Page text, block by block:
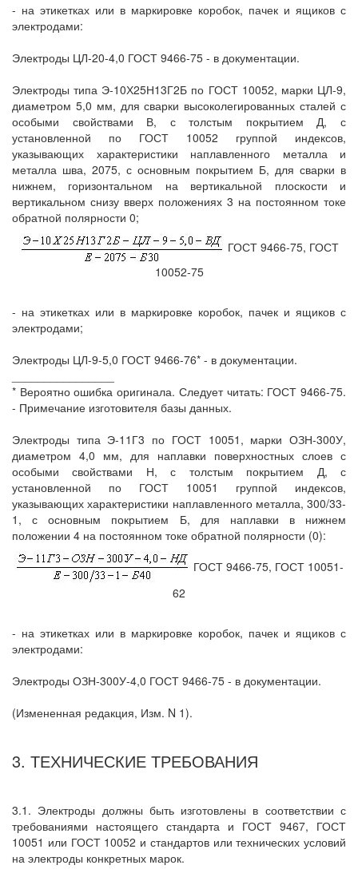
- на этикетках или в маркировке коробок, пачек и ящиков с
электродами:
Электроды ЦЛ-20-4,0 ГОСТ 9466-75 - в документации.
Электроды типа Э-10Х25Н13Г2Б по ГОСТ 10052, марки ЦЛ-9,
диаметром 5,0 мм, для сварки высоколегированных сталей с
особыми свойствами В, с толстым покрытием Д, с
установленной по ГОСТ 10052 группой индексов,
указывающих характеристики наплавленного металла и
металла шва, 2075, с основным покрытием Б, для сварки в
нижнем, горизонтальном на вертикальной плоскости и
вертикальном снизу вверх положениях 3 на постоянном токе
обратной полярности 0;
ГОСТ 9466-75, ГОСТ
10052-75
- на этикетках или в маркировке коробок, пачек и ящиков с
электродами;
Электроды ЦЛ-9-5,0 ГОСТ 9466-76* - в документации.
* Вероятно ошибка оригинала. Следует читать: ГОСТ 9466-75.
- Примечание изготовителя базы данных.
Электроды типа Э-11Г3 по ГОСТ 10051, марки ОЗН-300У,
диаметром 4,0 мм, для наплавки поверхностных слоев с
особыми свойствами Н, с толстым покрытием Д, с
установленной по ГОСТ 10051 группой индексов,
указывающих характеристики наплавленного металла, 300/33-
1, с основным покрытием Б, для наплавки в нижнем
положении 4 на постоянном токе обратной полярности (0):
ГОСТ 9466-75, ГОСТ 10051-
62
- на этикетках или в маркировке коробок, пачек и ящиков с
электродами:
Электроды ОЗН-300У-4,0 ГОСТ 9466-75 - в документации.
(Измененная редакция, Изм. N 1).
3. ТЕХНИЧЕСКИЕ ТРЕБОВАНИЯ
3.1. Электроды должны быть изготовлены в соответствии с
требованиями настоящего стандарта и ГОСТ 9467, ГОСТ
10051 или ГОСТ 10052 и стандартов или технических условий
на электроды конкретных марок.